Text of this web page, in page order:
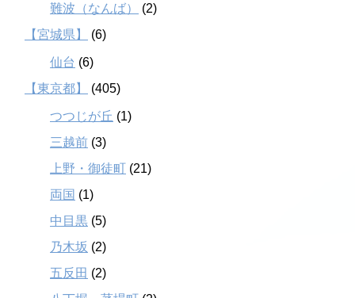
難波（なんば）
(2)
【宮城県】
(6)
仙台 (6)
【東京都】
(405)
つつじが丘 (1)
三越前 (3)
上野・御徒町 (21)
両国 (1)
中目黒 (5)
乃木坂 (2)
五反田 (2)